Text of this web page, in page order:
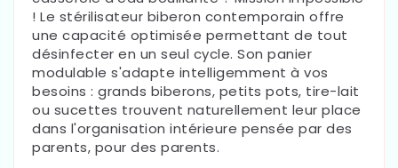
! Le stérilisateur biberon contemporain offre
une capacité optimisée permettant de tout
désinfecter en un seul cycle. Son panier
modulable s'adapte intelligemment à vos
besoins : grands biberons, petits pots, tire-lait
ou sucettes trouvent naturellement leur place
dans l'organisation intérieure pensée par des
parents, pour des parents.